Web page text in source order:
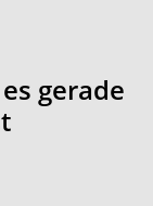
gerade